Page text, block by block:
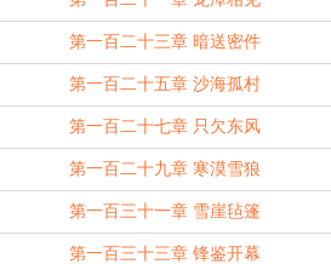
第一百二十三章 暗送密件
第一百二十五章 沙海孤村
第一百二十七章 只欠东风
第一百二十九章 寒漠雪狼
第一百三十一章 雪崖毡篷
第一百三十三章 锋鉴开幕